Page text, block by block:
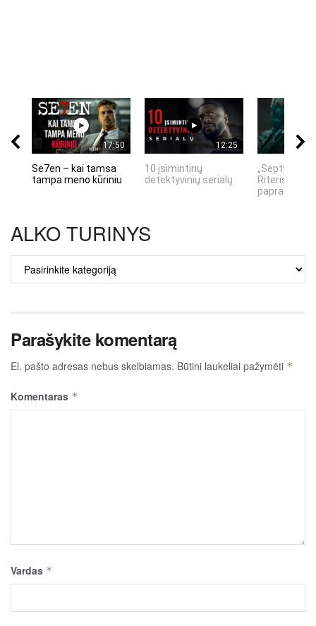
17:50
Se7en – kai tamsa
tampa meno kūriniu
12:25
10 įsimintinų
detektyvinių serialų
„Septynių
Riteris" – kai
ALKO TURINYS
ALKO
TURINYS
Parašykite komentarą
El. pašto adresas nebus skelbiamas. Būtini laukeliai pažymėti *
Komentaras *
Vardas *